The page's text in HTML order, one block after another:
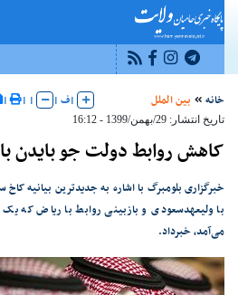
خانه بین الملل |ف |
|
|
|
تاریخ انتشار: 29/بهمن/1399 - 16:12
کاهش روابط دولت جو بایدن
خبرگزاری بلومبرگ با اشاره به جدیدترین بیانیه
با ولیعهدسعودی و بازبینی روابط با ریاض که
می‌آمد، خبرداد.